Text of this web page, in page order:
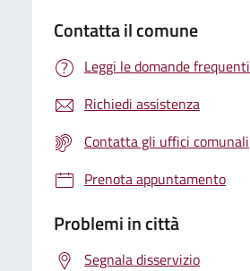
Contatta il comune
Leggi le domande frequenti
Richiedi assistenza
Contatta gli uffici comunali
Prenota appuntamento
Problemi in città
Segnala disservizio